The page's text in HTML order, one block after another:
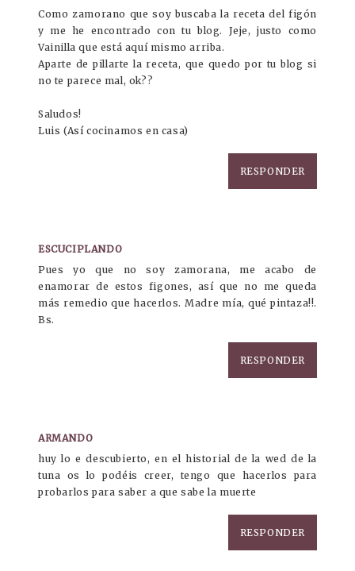
Como zamorano que soy buscaba la receta del figón
y me he encontrado con tu blog. Jeje, justo como
Vainilla que está aquí mismo arriba.
Aparte de pillarte la receta, que quedo por tu blog si
no te parece mal, ok??
Saludos!
Luis (Así cocinamos en casa)
RESPONDER
ESCUCIPLANDO
Pues yo que no soy zamorana, me acabo de
enamorar de estos figones, así que no me queda
más remedio que hacerlos. Madre mía, qué pintaza!!.
Bs.
RESPONDER
ARMANDO
huy lo e descubierto, en el historial de la wed de la
tuna os lo podéis creer, tengo que hacerlos para
probarlos para saber a que sabe la muerte
RESPONDER